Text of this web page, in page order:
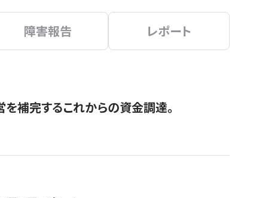
障害報告 レポート
補完するこれからの資金調達。